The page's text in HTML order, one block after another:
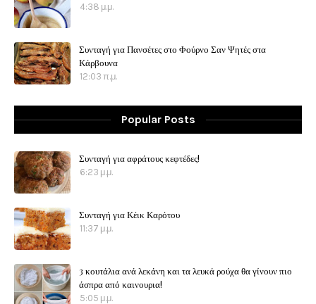
4:38 μ.μ.
Συνταγή για Πανσέτες στο Φούρνο Σαν Ψητές στα
Κάρβουνα
12:03 π.μ.
Popular Posts
Συνταγή για αφράτους κεφτέδες!
6:23 μ.μ.
Συνταγή για Κέικ Καρότου
11:37 μ.μ.
3 κουτάλια ανά λεκάνη και τα λευκά ρούχα θα γίνουν πιο
άσπρα από καινουρια!
5:05 μ.μ.